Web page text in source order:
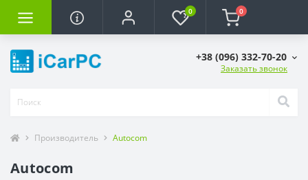
0 0
+38 (096) 332-70-20
Заказать звонок
Производитель Autocom
Autocom